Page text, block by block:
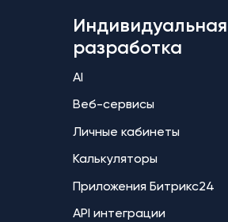
Индивидуальная
разработка
AI
Веб-сервисы
Личные кабинеты
Калькуляторы
Приложения Битрикс24
API интеграции